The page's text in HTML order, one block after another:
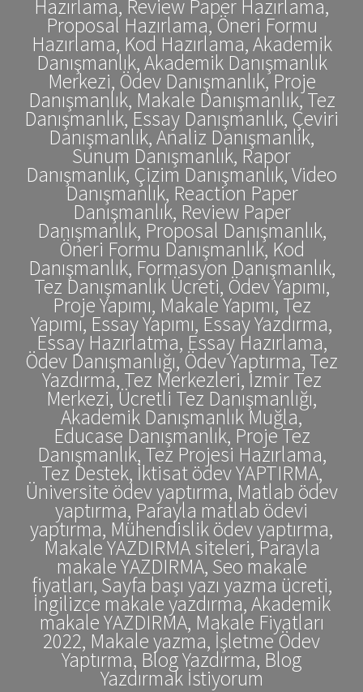
Hazırlama, Review Paper Hazırlama,
Proposal Hazırlama, Öneri Formu
Hazırlama, Kod Hazırlama, Akademik
Danışmanlık, Akademik Danışmanlık
Merkezi, Ödev Danışmanlık, Proje
Danışmanlık, Makale Danışmanlık, Tez
Danışmanlık, Essay Danışmanlık, Çeviri
Danışmanlık, Analiz Danışmanlık,
Sunum Danışmanlık, Rapor
Danışmanlık, Çizim Danışmanlık, Video
Danışmanlık, Reaction Paper
Danışmanlık, Review Paper
Danışmanlık, Proposal Danışmanlık,
Öneri Formu Danışmanlık, Kod
Danışmanlık, Formasyon Danışmanlık,
Tez Danışmanlık Ücreti, Ödev Yapımı,
Proje Yapımı, Makale Yapımı, Tez
Yapımı, Essay Yapımı, Essay Yazdırma,
Essay Hazırlatma, Essay Hazırlama,
Ödev Danışmanlığı, Ödev Yaptırma, Tez
Yazdırma, Tez Merkezleri, İzmir Tez
Merkezi, Ücretli Tez Danışmanlığı,
Akademik Danışmanlık Muğla,
Educase Danışmanlık, Proje Tez
Danışmanlık, Tez Projesi Hazırlama,
Tez Destek, İktisat ödev YAPTIRMA,
Üniversite ödev yaptırma, Matlab ödev
yaptırma, Parayla matlab ödevi
yaptırma, Mühendislik ödev yaptırma,
Makale YAZDIRMA siteleri, Parayla
makale YAZDIRMA, Seo makale
fiyatları, Sayfa başı yazı yazma ücreti,
İngilizce makale yazdırma, Akademik
makale YAZDIRMA, Makale Fiyatları
2022, Makale yazma, İşletme Ödev
Yaptırma, Blog Yazdırma, Blog
Yazdırmak İstiyorum